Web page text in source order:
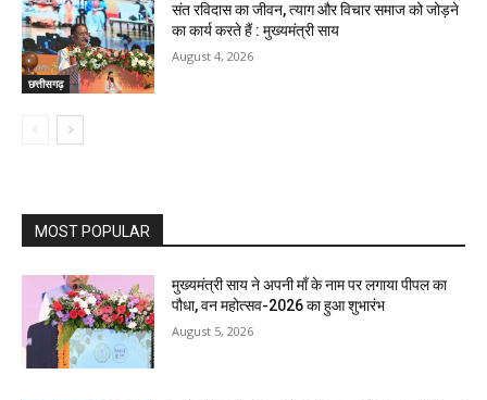
छत्तीसगढ़
संत रविदास का जीवन, त्याग और विचार समाज को जोड़ने
का कार्य करते हैं : मुख्यमंत्री साय
August 4, 2026
MOST POPULAR
मुख्यमंत्री साय ने अपनी माँ के नाम पर लगाया पीपल का
पौधा, वन महोत्सव-2026 का हुआ शुभारंभ
August 5, 2026